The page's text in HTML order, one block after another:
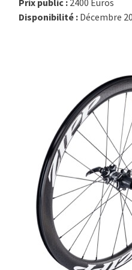
Prix public : 2400 Euros
Disponibilité : Décembre